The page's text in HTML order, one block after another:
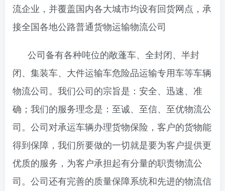
流企业，并覆盖国内各大城市均设有回货网点，承
接全国各地公路普通货物运输物流公司
公司备有各种吨位的敞蓬车、全封闭、半封
闭、集装车、大件运输车危险品运输专用车等车辆
物流公司。我们公司的宗旨是：安全、迅速、准
确；我们的服务理念是：至诚、至信、至优物流公
司。公司对承运车辆办理货物保险，客户的货物能
得到保障，我们所要做的一切就是要为客户提供更
优质的服务，为客户承担起有分量的职责物流公
司。公司还有完善的质量保障系统和先进的物流信